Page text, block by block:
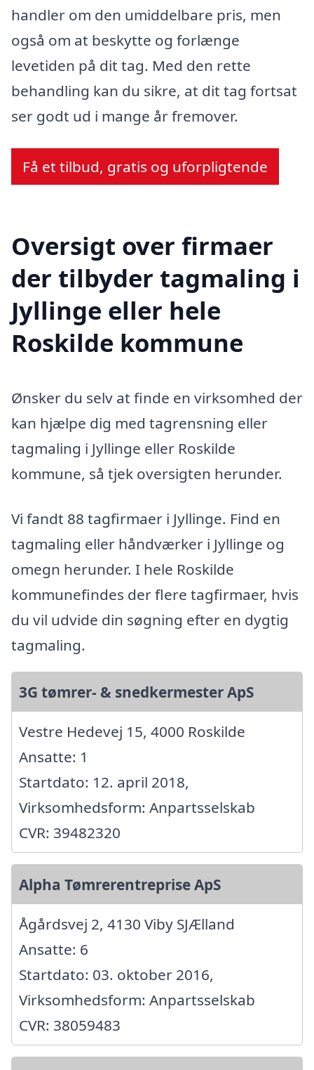
handler om den umiddelbare pris, men
også om at beskytte og forlænge
levetiden på dit tag. Med den rette
behandling kan du sikre, at dit tag fortsat
ser godt ud i mange år fremover.
Få et tilbud, gratis og uforpligtende
Oversigt over firmaer
der tilbyder tagmaling i
Jyllinge eller hele
Roskilde kommune
Ønsker du selv at finde en virksomhed der
kan hjælpe dig med tagrensning eller
tagmaling i Jyllinge eller Roskilde
kommune, så tjek oversigten herunder.
Vi fandt 88 tagfirmaer i Jyllinge. Find en
tagmaling eller håndværker i Jyllinge og
omegn herunder. I hele Roskilde
kommunefindes der flere tagfirmaer, hvis
du vil udvide din søgning efter en dygtig
tagmaling.
3G tømrer- & snedkermester ApS
Vestre Hedevej 15, 4000 Roskilde
Ansatte: 1
Startdato: 12. april 2018,
Virksomhedsform: Anpartsselskab
CVR: 39482320
Alpha Tømrerentreprise ApS
Ågårdsvej 2, 4130 Viby SJÆlland
Ansatte: 6
Startdato: 03. oktober 2016,
Virksomhedsform: Anpartsselskab
CVR: 38059483